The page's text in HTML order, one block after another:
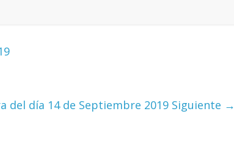
del día 14 de Septiembre 2019 Siguiente →